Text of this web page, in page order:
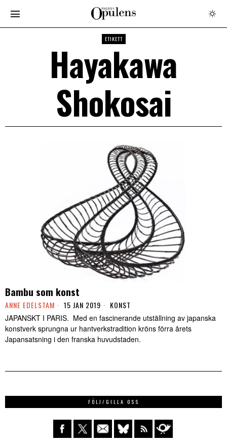
ETIKETT
Hayakawa
Shokosai
Bambu som konst
ANNE EDELSTAM 15 JAN 2019 KONST
JAPANSKT I PARIS. Med en fascinerande utställning av japanska
konstverk sprungna ur hantverkstradition kröns förra årets
Japansatsning i den franska huvudstaden.
FÖLJ/GILLA OSS